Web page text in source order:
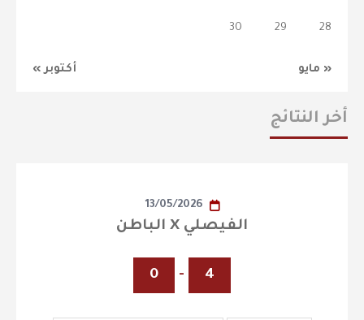
« مايو أكتوبر »
28
29
30
أخر النتائج
13/05/2026
الفيصلي X الباطن
4
-
0